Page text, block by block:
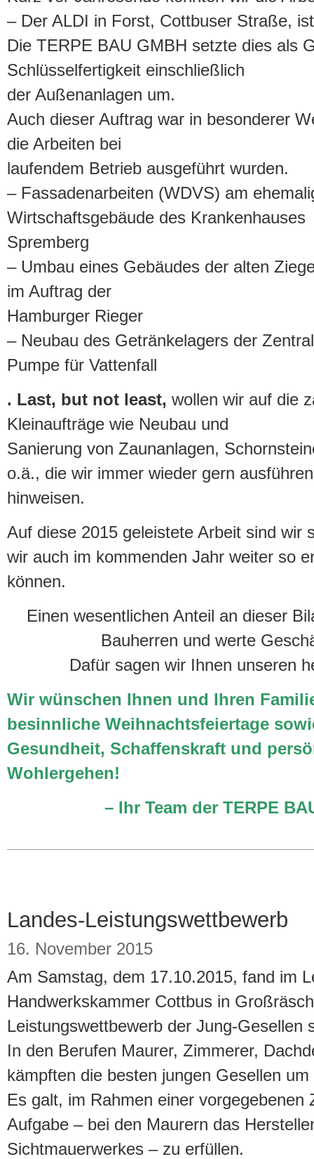
– Der ALDI in Forst, Cottbuser Straße,
Die TERPE BAU GMBH setzte dies als
Schlüsselfertigkeit einschließlich
der Außenanlagen um.
Auch dieser Auftrag war in besonderer
die Arbeiten bei
laufendem Betrieb ausgeführt wurden.
– Fassadenarbeiten (WDVS) am
Wirtschaftsgebäude des Krankenhauses
Spremberg
– Umbau eines Gebäudes der alten
im Auftrag der
Hamburger Rieger
– Neubau des Getränkelagers der
Pumpe für Vattenfall
. Last, but not least, wollen wir auf die
Kleinaufträge wie Neubau und
Sanierung von Zaunanlagen,
o.ä., die wir immer wieder gern
hinweisen.
Auf diese 2015 geleistete Arbeit sind wir
wir auch im kommenden Jahr weiter so
können.
Einen wesentlichen Anteil an dieser
Bauherren und werte
Dafür sagen wir Ihnen unseren
Wir wünschen Ihnen und Ihren
besinnliche Weihnachtsfeiertage
Gesundheit, Schaffenskraft und
Wohlergehen!
– Ihr Team der TERPE
Landes-Leistungswettbewerb
16. November 2015
Am Samstag, dem 17.10.2015, fand im
Handwerkskammer Cottbus in
Leistungswettbewerb der Jung-Gesellen
In den Berufen Maurer, Zimmerer,
kämpften die besten jungen Gesellen
Es galt, im Rahmen einer vorgegebenen
Aufgabe – bei den Maurern das
Sichtmauerwerkes – zu erfüllen.